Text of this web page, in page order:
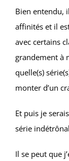
Bien entendu,
affinités et il
avec certains
grandement à
quelle(s)
monter d’un
Et puis je
série
Il se peut que